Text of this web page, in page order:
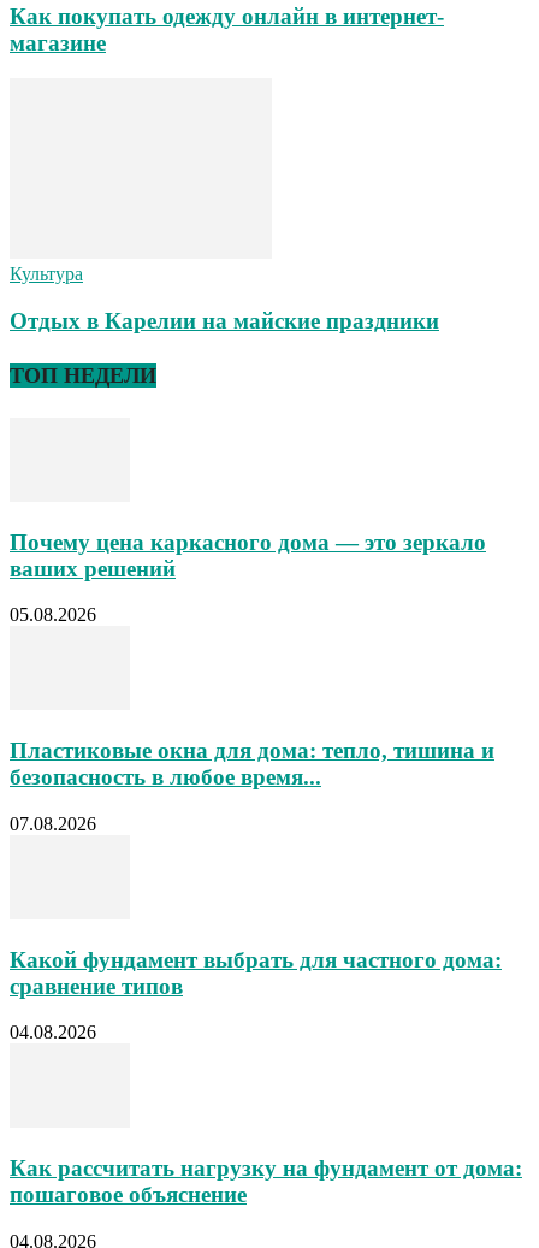
Как покупать одежду онлайн в интернет-
магазине
Культура
Отдых в Карелии на майские праздники
ТОП НЕДЕЛИ
Почему цена каркасного дома — это зеркало
ваших решений
05.08.2026
Пластиковые окна для дома: тепло, тишина и
безопасность в любое время...
07.08.2026
Какой фундамент выбрать для частного дома:
сравнение типов
04.08.2026
Как рассчитать нагрузку на фундамент от дома:
пошаговое объяснение
04.08.2026